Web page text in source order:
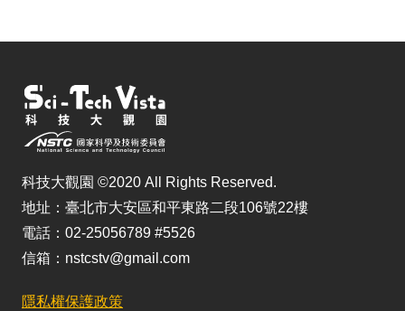
科技大觀園 ©2020 All Rights Reserved.
地址：臺北市大安區和平東路二段106號22樓
電話：02-25056789 #5526
信箱：nstcstv@gmail.com
隱私權保護政策